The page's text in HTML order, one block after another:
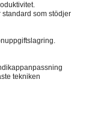
som stödjer
tekniken